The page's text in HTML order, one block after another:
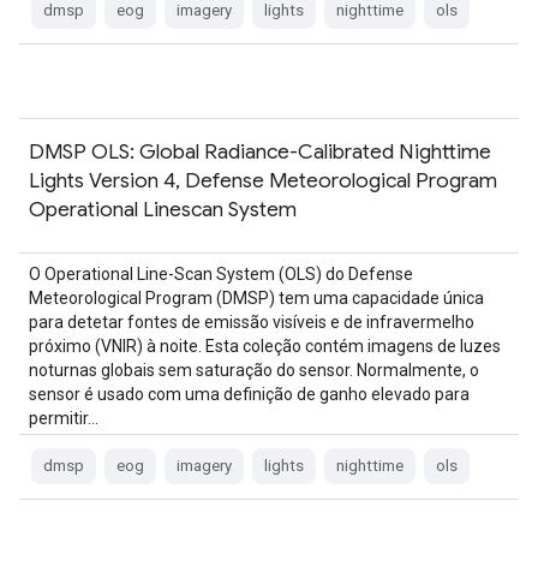
dmsp eog imagery lights nighttime ols
DMSP OLS: Global Radiance-Calibrated Nighttime
Lights Version 4, Defense Meteorological Program
Operational Linescan System
O Operational Line-Scan System (OLS) do Defense
Meteorological Program (DMSP) tem uma capacidade única
para detetar fontes de emissão visíveis e de infravermelho
próximo (VNIR) à noite. Esta coleção contém imagens de luzes
noturnas globais sem saturação do sensor. Normalmente, o
sensor é usado com uma definição de ganho elevado para
permitir…
dmsp eog imagery lights nighttime ols